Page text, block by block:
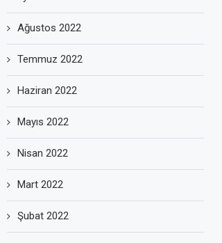
Ağustos 2022
Temmuz 2022
Haziran 2022
Mayıs 2022
Nisan 2022
Mart 2022
Şubat 2022